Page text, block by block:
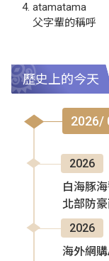
atamatama
父字輩的稱呼
歷史上的今天
2026/
2026
白海豚
北部防
2026
海外網